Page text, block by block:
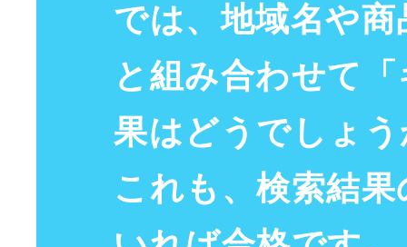
では、地域名や商
と組み合わせて「
果はどうでしょ
これも、 検索結果